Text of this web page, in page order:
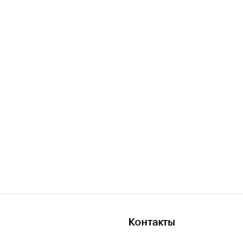
Контакты